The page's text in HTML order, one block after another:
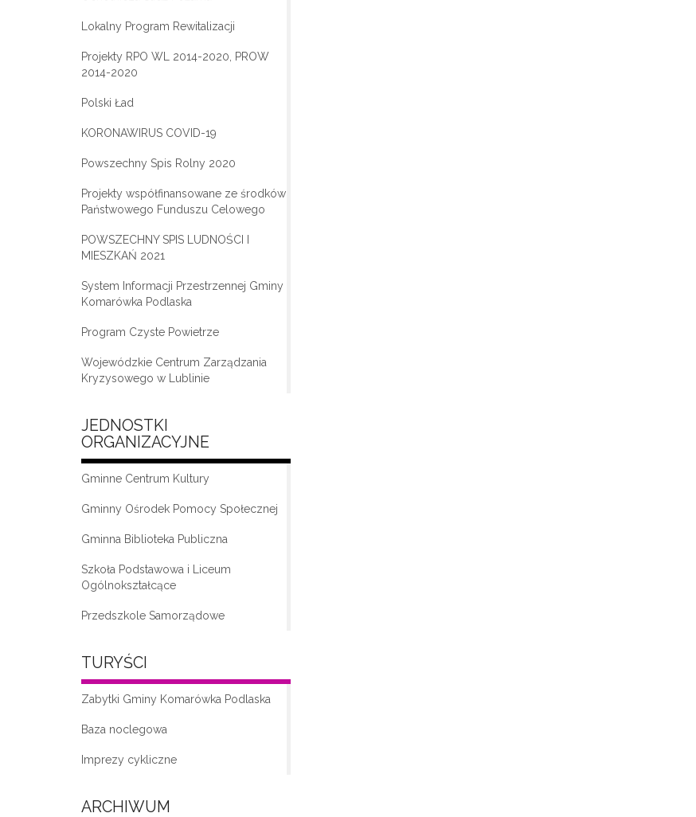
Lokalny Program Rewitalizacji
Projekty RPO WL 2014-2020, PROW
2014-2020
Polski Ład
KORONAWIRUS COVID-19
Powszechny Spis Rolny 2020
Projekty współfinansowane ze środków
Państwowego Funduszu Celowego
POWSZECHNY SPIS LUDNOŚCI I
MIESZKAŃ 2021
System Informacji Przestrzennej Gminy
Komarówka Podlaska
Program Czyste Powietrze
Wojewódzkie Centrum Zarządzania
Kryzysowego w Lublinie
JEDNOSTKI
ORGANIZACYJNE
Gminne Centrum Kultury
Gminny Ośrodek Pomocy Społecznej
„Moda na seniora – klub seniora w
Gminna Biblioteka Publiczna
Szkoła Podstawowa i Liceum
Ogólnokształcące
Przedszkole Samorządowe
TURYŚCI
Zabytki Gminy Komarówka Podlaska
Baza noclegowa
Imprezy cykliczne
ARCHIWUM